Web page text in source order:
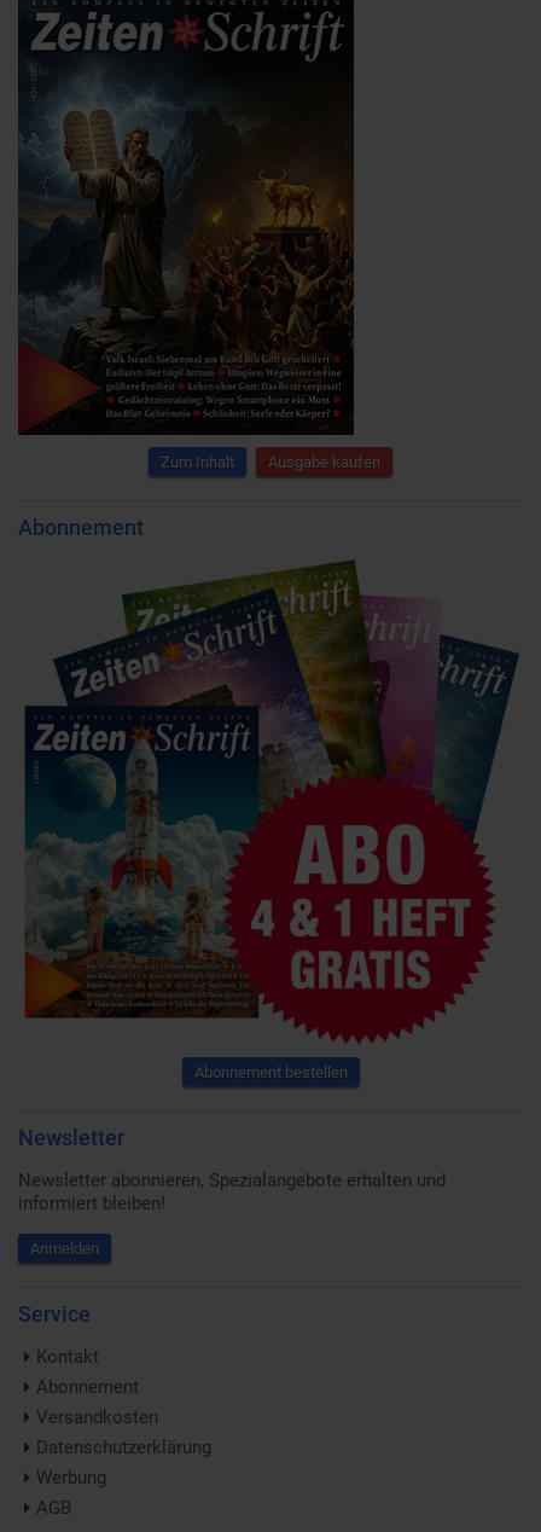
Zum Inhalt Ausgabe kaufen
Abonnement
Abonnement bestellen
Newsletter
Newsletter abonnieren, Spezialangebote erhalten und
informiert bleiben!
Anmelden
Service
Kontakt
Abonnement
Versandkosten
Datenschutzerklärung
Werbung
AGB